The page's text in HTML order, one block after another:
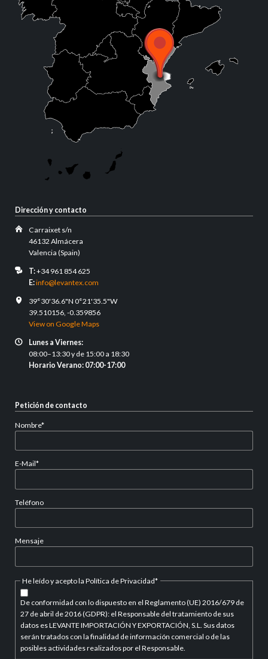
Dirección y contacto
Carraixet s/n
46132 Almácera
Valencia (Spain)
T:+34 961 854 625
E:info@levantex.com
39°30'36.6"N 0°21'35.5"W
39.510156, -0.359856
View on Google Maps
Lunes a Viernes:
08:00–13:30 y de 15:00 a 18:30
Horario Verano: 07:00-17:00
Petición de contacto
Campo
Nombre*
Campo
E-Mail*
Teléfono
Mensaje
Campo
obligatorio
He leído y acepto la Política de Privacidad*
De conformidad con lo dispuesto en el Reglamento (UE) 2016/679 de
27 de abril de 2016 (GDPR): el Responsable del tratamiento de sus
datos es LEVANTE IMPORTACIÓN Y EXPORTACIÓN, S.L. Sus datos
serán tratados con la finalidad de información comercial o de las
posibles actividades realizados por el Responsable.